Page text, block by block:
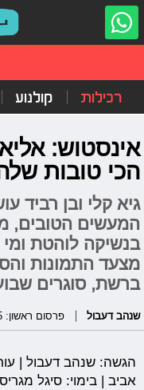
רכילות קולנוע
אינסטוש:
הכי טובות
גיא קלי ובן רביד
המעשים הטובים,
בנשיקה לוהטת
מצעד התמונות
ברשת, סוגרים
שנהב דעבול פרסום ראשון: 27/03/2015, 09:25
הגשה: שנהב דעבול |
אביב | בימוי: סיגל